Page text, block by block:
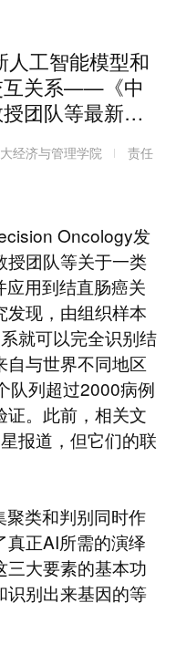
人工智能模型和
互关系——《中
团队等最新研
经济与管理学院
责任
Oncology发
授团队等关于一类
用到结直肠癌关
发现，由组织样本
就可以完全识别结
自与世界不同地区
队列超过2000病例
证。此前，相关文
报道，但它们的联
类和判别同时作
真正AI所需的演绎
三大要素的基本功
识别出来基因的等